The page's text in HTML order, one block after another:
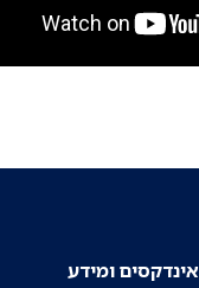
אינדקסים ומידע